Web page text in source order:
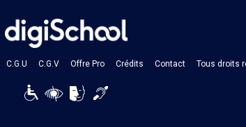
C.G.U C.G.V Offre Pro Crédits Contact Tous droits